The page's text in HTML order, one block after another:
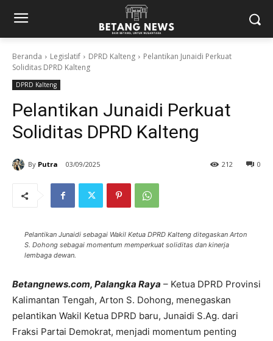
Beranda Legislatif DPRD Kalteng
Pelantikan Junaidi Perkuat
Soliditas DPRD Kalteng
DPRD Kalteng
Pelantikan Junaidi Perkuat
Soliditas DPRD Kalteng
By Putra 03/09/2025 0
212
Pelantikan Junaidi sebagai Wakil Ketua DPRD Kalteng ditegaskan Arton
S. Dohong sebagai momentum memperkuat soliditas dan kinerja
lembaga dewan.
Betangnews.com, Palangka Raya – Ketua DPRD Provinsi
Kalimantan Tengah, Arton S. Dohong, menegaskan
pelantikan Wakil Ketua DPRD baru, Junaidi S.Ag. dari
Fraksi Partai Demokrat, menjadi momentum penting